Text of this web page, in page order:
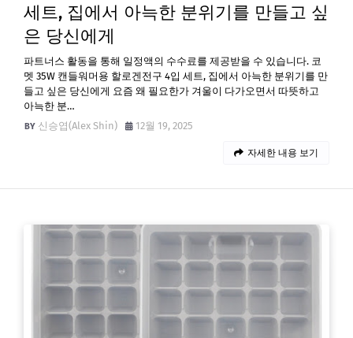
세트, 집에서 아늑한 분위기를 만들고 싶
은 당신에게
파트너스 활동을 통해 일정액의 수수료를 제공받을 수 있습니다. 코
멧 35W 캔들워머용 할로겐전구 4입 세트, 집에서 아늑한 분위기를 만
들고 싶은 당신에게 요즘 왜 필요한가 겨울이 다가오면서 따뜻하고
아늑한 분…
신승엽(Alex Shin)
12월 19, 2025
자세한 내용 보기